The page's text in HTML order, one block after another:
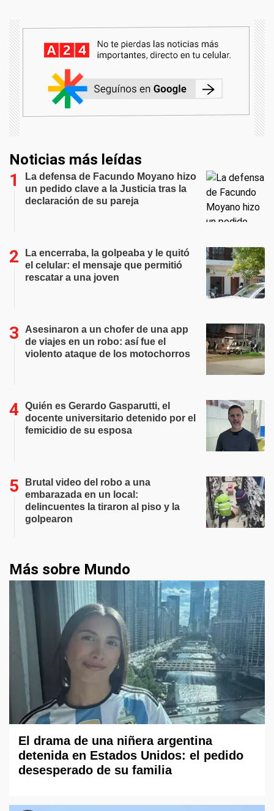
Noticias más leídas
La defensa de Facundo Moyano hizo
un pedido clave a la Justicia tras la
declaración de su pareja
La encerraba, la golpeaba y le quitó
el celular: el mensaje que permitió
rescatar a una joven
Asesinaron a un chofer de una app
de viajes en un robo: así fue el
violento ataque de los motochorros
Quién es Gerardo Gasparutti, el
docente universitario detenido por el
femicidio de su esposa
Brutal video del robo a una
embarazada en un local:
delincuentes la tiraron al piso y la
golpearon
Más sobre Mundo
El drama de una niñera argentina
detenida en Estados Unidos: el pedido
desesperado de su familia